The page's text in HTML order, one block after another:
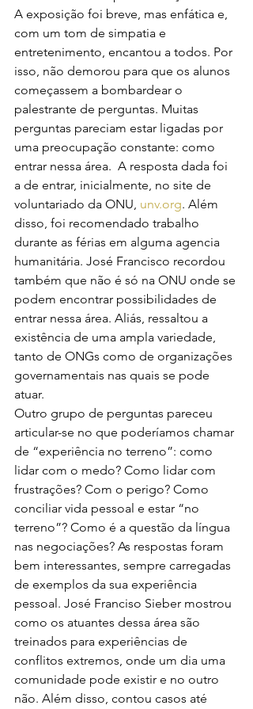
A exposição foi breve, mas enfática e,
com um tom de simpatia e
entretenimento, encantou a todos. Por
isso, não demorou para que os alunos
começassem a bombardear o
palestrante de perguntas. Muitas
perguntas pareciam estar ligadas por
uma preocupação constante: como
entrar nessa área.  A resposta dada foi
a de entrar, inicialmente, no site de
voluntariado da ONU, unv.org. Além
disso, foi recomendado trabalho
durante as férias em alguma agencia
humanitária. José Francisco recordou
também que não é só na ONU onde se
podem encontrar possibilidades de
entrar nessa área. Aliás, ressaltou a
existência de uma ampla variedade,
tanto de ONGs como de organizações
governamentais nas quais se pode
atuar.
Outro grupo de perguntas pareceu
articular-se no que poderíamos chamar
de “experiência no terreno”: como
lidar com o medo? Como lidar com
frustrações? Com o perigo? Como
conciliar vida pessoal e estar “no
terreno”? Como é a questão da língua
nas negociações? As respostas foram
bem interessantes, sempre carregadas
de exemplos da sua experiência
pessoal. José Franciso Sieber mostrou
como os atuantes dessa área são
treinados para experiências de
conflitos extremos, onde um dia uma
comunidade pode existir e no outro
não. Além disso, contou casos até